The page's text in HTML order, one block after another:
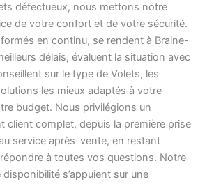
défectueux, nous mettons notre
de votre confort et de votre sécurité.
en continu, se rendent à Braine-
délais, évaluent la situation avec
sur le type de Volets, les
les mieux adaptés à votre
budget. Nous privilégions un
client complet, depuis la première prise
service après-vente, en restant
à toutes vos questions. Notre
s’appuient sur une